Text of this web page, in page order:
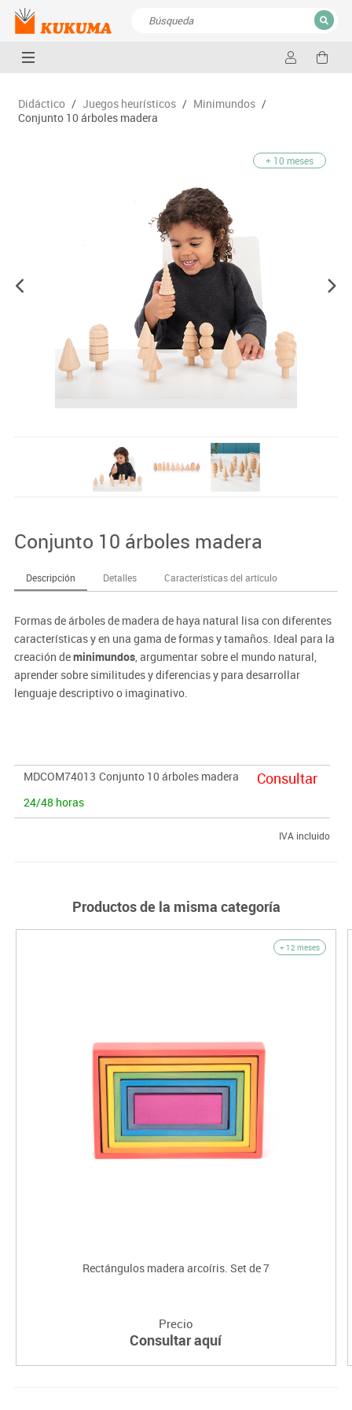
CERRAR
Didáctico / Juegos heurísticos / Minimundos /
Conjunto 10 árboles madera
+ 10 meses
Conjunto 10 árboles madera
Descripción Detalles Características del artículo
Formas de árboles de madera de haya natural lisa con diferentes
características y en una gama de formas y tamaños. Ideal para la
creación deminimundos, argumentar sobre el mundo natural,
aprender sobre similitudes y diferencias y para desarrollar
lenguaje descriptivo o imaginativo.
MDCOM74013 Conjunto 10 árboles madera
24/48 horas
Consultar
IVA incluido
Productos de la misma categoría
+ 12 meses
Rectángulos madera arcoíris. Set de 7
Precio
Consultar aquí